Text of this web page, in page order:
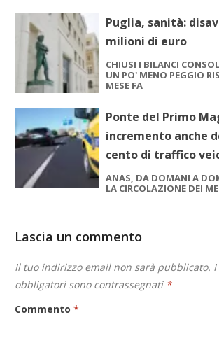
Puglia, sanità:
milioni di euro
CHIUSI I BILANCI
UN PO' MENO PEGGIO
MESE FA
Ponte del Primo
incremento anche
cento di traffico
ANAS, DA DOMANI A
LA CIRCOLAZIONE DEI
Lascia un commento
Il tuo indirizzo email non sarà pubblicato.
obbligatori sono contrassegnati *
Commento*